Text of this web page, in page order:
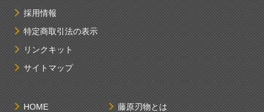
採用情報
特定商取引法の表示
リンクキット
サイトマップ
HOME
藤原刃物とは